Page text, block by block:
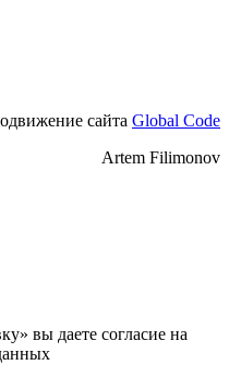
сайта Global Code
Artem Filimonov
вы даете согласие на